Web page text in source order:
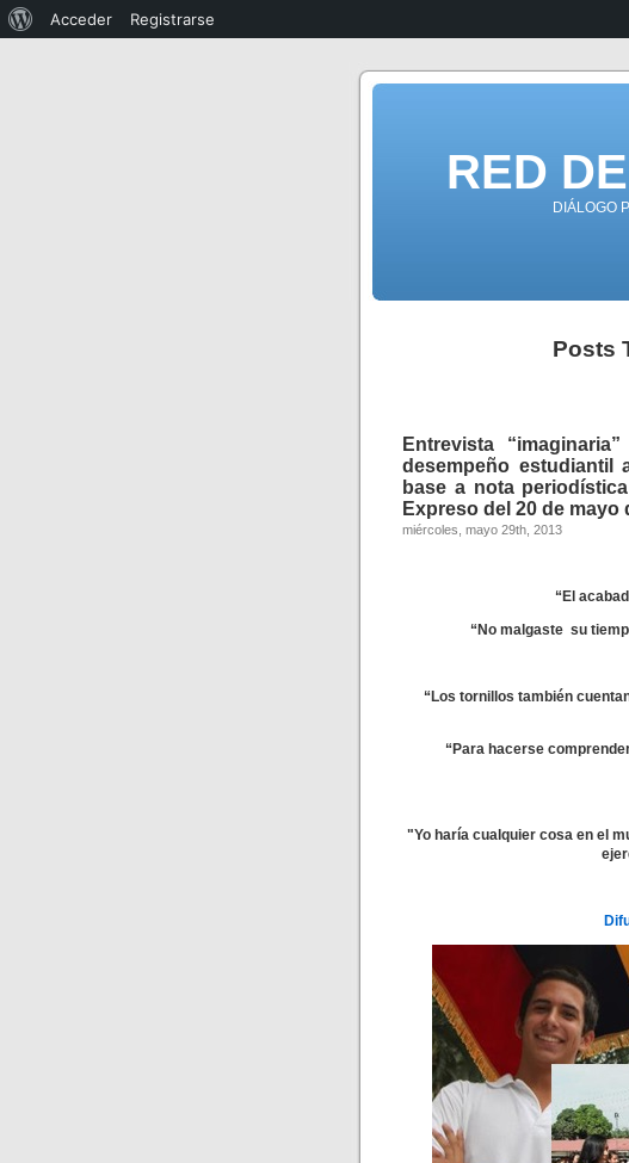
RED
DIÁLOGO
Posts
Entrevista
desempeño estudiantil
base a nota
Expreso del 20 de mayo
miércoles, mayo 29th, 2013
“El
“No malgaste su
“Los tornillos también
“Para hacerse
"Yo haría cualquier cosa en el
Acceder Registrarse